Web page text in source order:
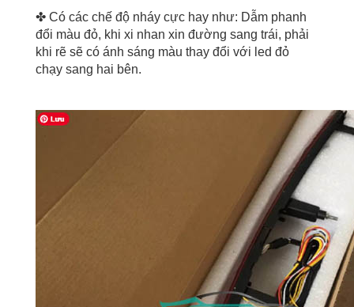
✤ Có các chế độ nháy cực hay như: Dẫm phanh
đổi màu đỏ, khi xi nhan xin đường sang trái, phải
khi rẽ sẽ có ánh sáng màu thay đổi với led đỏ
chạy sang hai bên.